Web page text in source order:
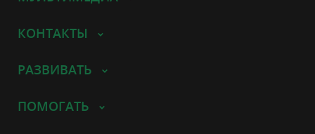
КОНТАКТЫ
РАЗВИВАТЬ
ПОМОГАТЬ